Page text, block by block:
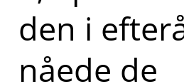
den i
nåede de